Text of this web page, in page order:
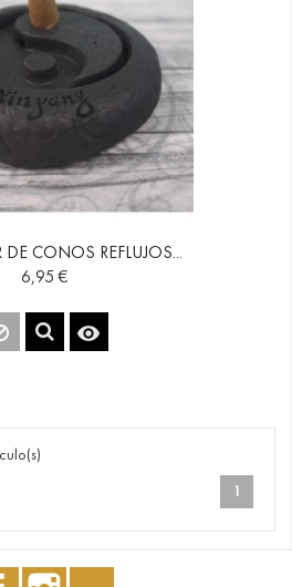
CONOS REFLUJOS...
Precio
6,95 €

1
Facebook